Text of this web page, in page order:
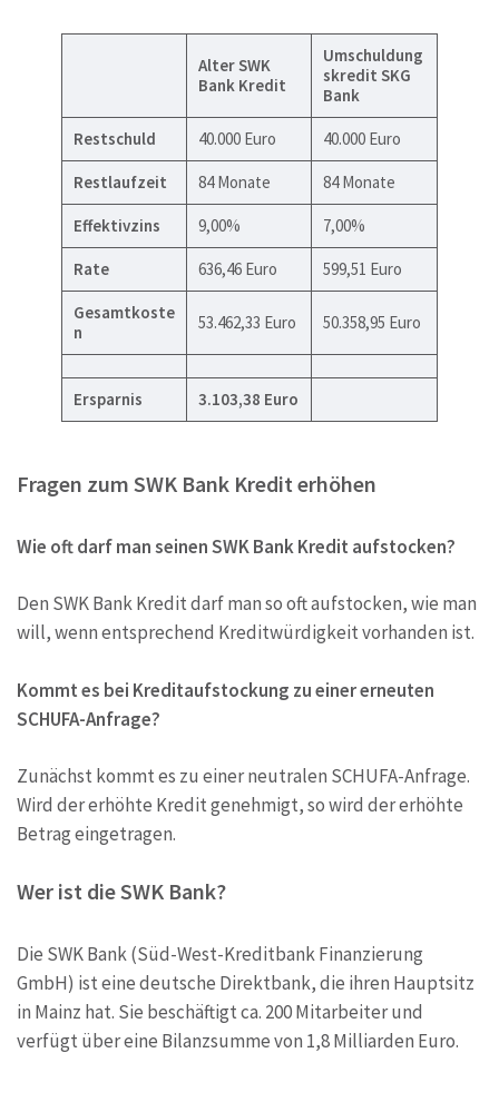
Alter SWK
Bank Kredit
Umschuldung
skredit SKG
Bank
Restschuld 40.000 Euro 40.000 Euro
Restlaufzeit 84 Monate 84 Monate
Effektivzins 9,00% 7,00%
Rate 636,46 Euro 599,51 Euro
Gesamtkoste
n
53.462,33 Euro 50.358,95 Euro
Ersparnis 3.103,38 Euro
Fragen zum SWK Bank Kredit erhöhen
Wie oft darf man seinen SWK Bank Kredit aufstocken?
Den SWK Bank Kredit darf man so oft aufstocken, wie man
will, wenn entsprechend Kreditwürdigkeit vorhanden ist.
Kommt es bei Kreditaufstockung zu einer erneuten
SCHUFA-Anfrage?
Zunächst kommt es zu einer neutralen SCHUFA-Anfrage.
Wird der erhöhte Kredit genehmigt, so wird der erhöhte
Betrag eingetragen.
Wer ist die SWK Bank?
Die SWK Bank (Süd-West-Kreditbank Finanzierung
GmbH) ist eine deutsche Direktbank, die ihren Hauptsitz
in Mainz hat. Sie beschäftigt ca. 200 Mitarbeiter und
verfügt über eine Bilanzsumme von 1,8 Milliarden Euro.